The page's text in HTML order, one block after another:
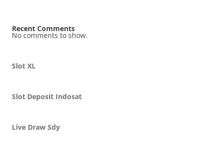
Recent Comments
No comments to show.
Slot XL
Slot Deposit Indosat
Live Draw Sdy